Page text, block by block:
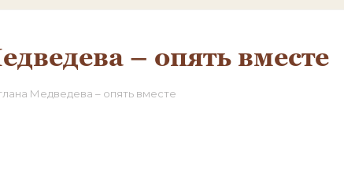
– опять вместе
Медведева – опять вместе